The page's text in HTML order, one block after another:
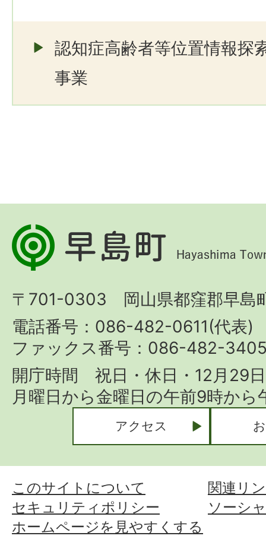
認知症高齢者等位置情報探
事業
早
島
Hayashima
Town
〒701-0303 岡山県都窪郡早島
電話番号：086-482-0611(代表)
ファックス番号：086-482-
開庁時間 祝日・休日・12月29
月曜日から金曜日の午前9時か
アクセス
このサイトについて
関連リ
セキュリティポリシー
ソーシ
ホームページを見やすくする